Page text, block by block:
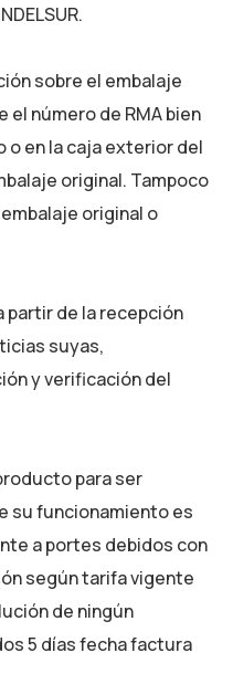
sobre el embalaje
número de RMA bien
o en la caja exterior del
original. Tampoco
original o
partir de la recepción
suyas,
y verificación del
para ser
su funcionamiento es
a portes debidos con
según tarifa vigente
de ningún
5 días fecha factura